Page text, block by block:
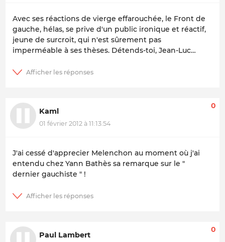
Avec ses réactions de vierge effarouchée, le Front de
gauche, hélas, se prive d'un public ironique et réactif,
jeune de surcroit, qui n'est sûrement pas
imperméable à ses thèses. Détends-toi, Jean-Luc…
Kaml
01 février 2012 à 11:13:54
0
J'ai cessé d'apprecier Melenchon au moment où j'ai
entendu chez Yann Bathès sa remarque sur le "
dernier gauchiste " !
Paul Lambert
0